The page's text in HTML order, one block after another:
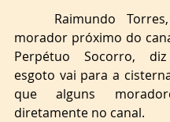
Raimundo
morador próximo do
Perpétuo Socorro,
esgoto vai para a
que alguns
diretamente no canal.